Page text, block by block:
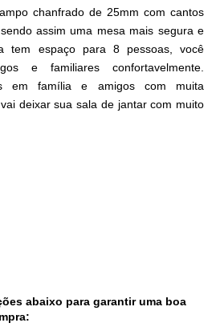
chanfrado de 25mm com cantos
assim uma mesa mais segura e
tem espaço para 8 pessoas, você
e familiares confortavelmente.
em família e amigos com muita
deixar sua sala de jantar com muito
abaixo para garantir uma boa